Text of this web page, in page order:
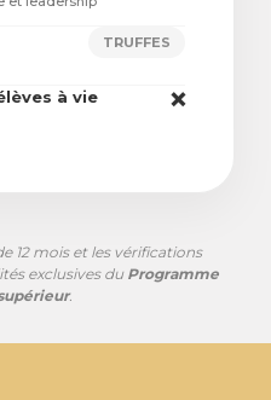
TRUFFES
à vie ❌
12 mois et les vérifications
exclusives du Programme
.